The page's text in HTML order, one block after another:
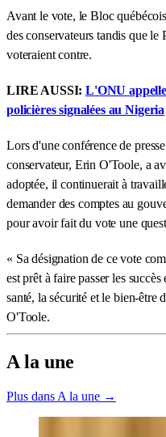
Avant le vote, le Bloc
des conservateurs tandis que le
voteraient contre.
LIRE AUSSI:L'ONU
policières signalées au Nigeria
Lors d'une conférence de
conservateur, Erin O'Toole, a
adoptée, il continuerait à
demander des comptes au
pour avoir fait du vote une
« Sa désignation de ce vote
est prêt à faire passer les
santé, la sécurité et le bien-être
O'Toole.
A la une
Plus dans A la une →